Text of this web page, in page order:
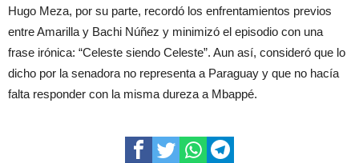
Hugo Meza, por su parte, recordó los enfrentamientos previos
entre Amarilla y Bachi Núñez y minimizó el episodio con una
frase irónica: “Celeste siendo Celeste”. Aun así, consideró que lo
dicho por la senadora no representa a Paraguay y que no hacía
falta responder con la misma dureza a Mbappé.